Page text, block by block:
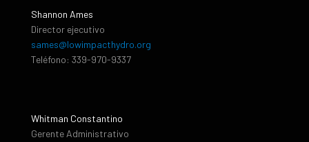
Shannon Ames
Director ejecutivo
sames@lowimpacthydro.org
Teléfono: 339-970-9337
Whitman Constantino
Gerente Administrativo